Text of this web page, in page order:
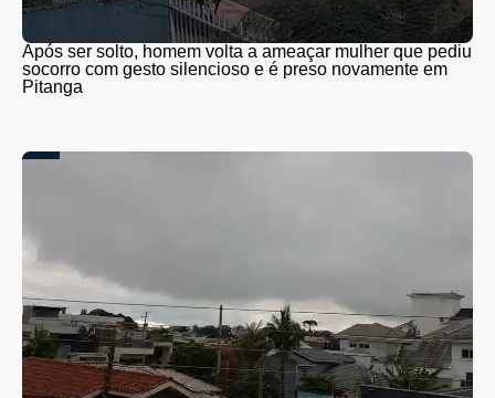
Após ser solto, homem volta a ameaçar mulher que pediu
socorro com gesto silencioso e é preso novamente em
Pitanga